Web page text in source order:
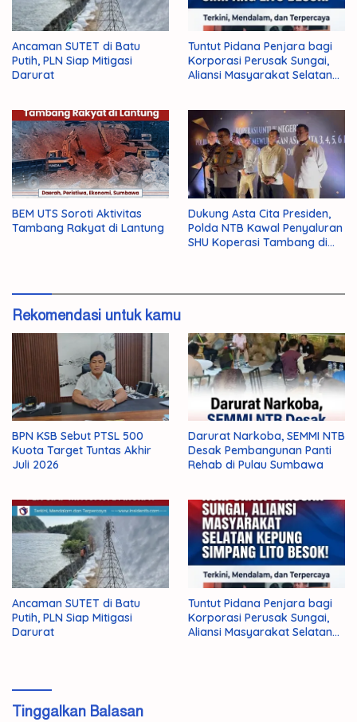
Ancaman SUTET di Batu
Putih, PLN Siap Mitigasi
Darurat
Tuntut Pidana Penjara bagi
Korporasi Perusak Sungai,
Aliansi Masyarakat Selatan
BEM UTS Soroti Aktivitas
Tambang Rakyat di Lantung
Dukung Asta Cita Presiden,
Polda NTB Kawal Penyaluran
SHU Koperasi Tambang di
Rekomendasi untuk kamu
BPN KSB Sebut PTSL 500
Kuota Target Tuntas Akhir
Juli 2026
Darurat Narkoba, SEMMI NTB
Desak Pembangunan Panti
Rehab di Pulau Sumbawa
Ancaman SUTET di Batu
Putih, PLN Siap Mitigasi
Darurat
Tuntut Pidana Penjara bagi
Korporasi Perusak Sungai,
Aliansi Masyarakat Selatan
Tinggalkan Balasan